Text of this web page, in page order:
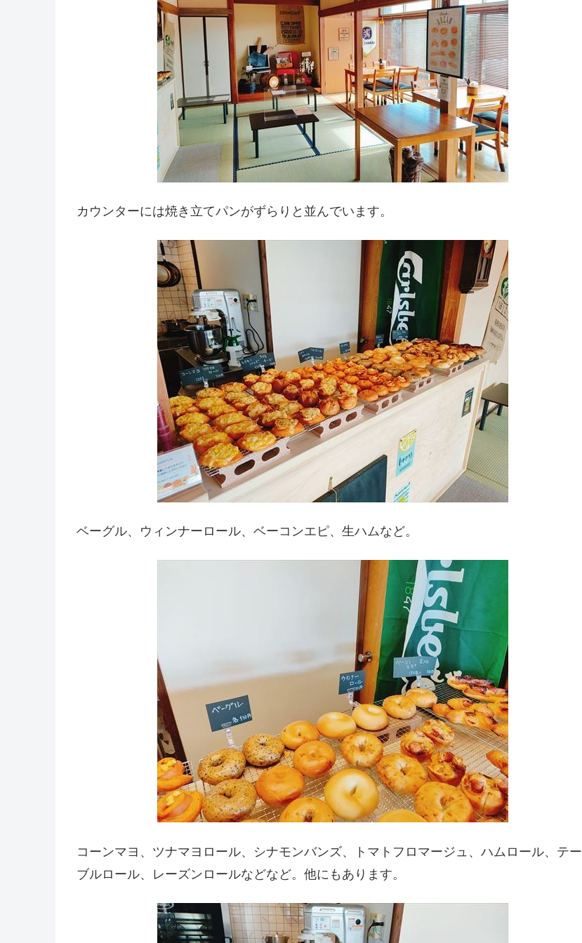
カウンターには焼き立てパンがずらりと並んでいます。
ベーグル、ウィンナーロール、ベーコンエピ、生ハムなど。
コーンマヨ、ツナマヨロール、シナモンバンズ、トマトフロマージュ、ハムロール、テー
ブルロール、レーズンロールなどなど。他にもあります。